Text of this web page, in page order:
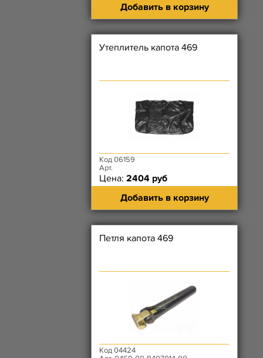
Добавить в корзину
Утеплитель капота 469
Код 06159
Арт.
Цена: 2404 руб
Добавить в корзину
Петля капота 469
Код 04424